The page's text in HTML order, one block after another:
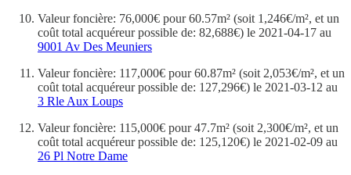
Valeur foncière: 76,000€ pour 60.57m² (soit 1,246€/m², et un
coût total acquéreur possible de: 82,688€) le 2021-04-17 au
9001 Av Des Meuniers
Valeur foncière: 117,000€ pour 60.87m² (soit 2,053€/m², et un
coût total acquéreur possible de: 127,296€) le 2021-03-12 au
3 Rle Aux Loups
Valeur foncière: 115,000€ pour 47.7m² (soit 2,300€/m², et un
coût total acquéreur possible de: 125,120€) le 2021-02-09 au
26 Pl Notre Dame